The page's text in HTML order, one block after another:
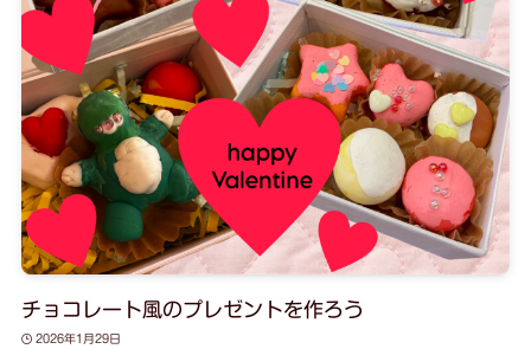
チョコレート風のプレゼントを作ろう
2026年1月29日